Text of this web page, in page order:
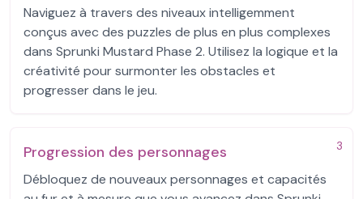
Naviguez à travers des niveaux intelligemment
conçus avec des puzzles de plus en plus complexes
dans Sprunki Mustard Phase 2. Utilisez la logique et la
créativité pour surmonter les obstacles et
progresser dans le jeu.
3
Progression des personnages
Débloquez de nouveaux personnages et capacités